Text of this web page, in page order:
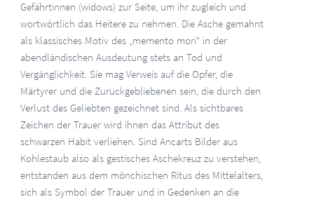
Gefährtinnen (widows) zur Seite, um ihr zugleich und
wortwörtlich das Heitere zu nehmen. Die Asche gemahnt
als klassisches Motiv des „memento mori“ in der
abendländischen Ausdeutung stets an Tod und
Vergänglichkeit. Sie mag Verweis auf die Opfer, die
Märtyrer und die Zurückgebliebenen sein, die durch den
Verlust des Geliebten gezeichnet sind. Als sichtbares
Zeichen der Trauer wird ihnen das Attribut des
schwarzen Habit verliehen. Sind Ancarts Bilder aus
Kohlestaub also als gestisches Aschekreuz zu verstehen,
entstanden aus dem mönchischen Ritus des Mittelalters,
sich als Symbol der Trauer und in Gedenken an die